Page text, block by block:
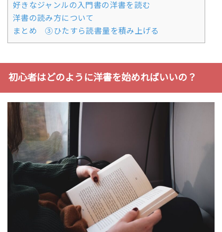
好きなジャンルの入門書の洋書を読む
洋書の読み方について
まとめ ③ひたすら読書量を積み上げる
初心者はどのように洋書を始めればいいの？